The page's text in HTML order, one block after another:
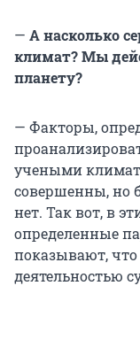
— А насколько
климат? Мы
планету?
— Факторы,
учеными
совершенны, но
нет. Так вот, в
определенные
показывают, что
деятельностью